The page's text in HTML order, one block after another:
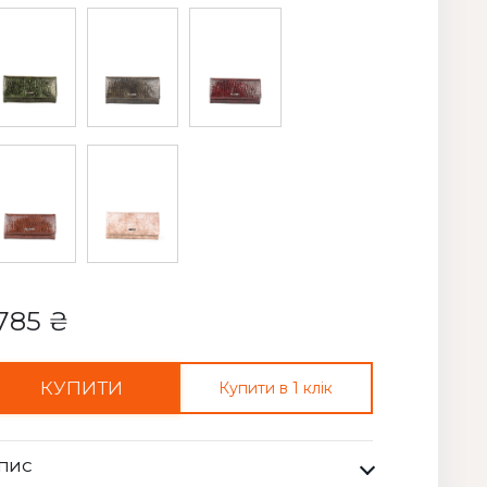
₴
Купити в 1 клік
КУПИТИ